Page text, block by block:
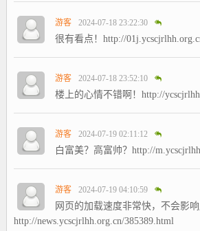
游客 2024-07-18 23:22:30
很有看点！http://
游客 2024-07-18 23:52:10
楼上的心情不错啊！http://
游客 2024-07-19 02:11:12
白富美？高富帅？http://
游客 2024-07-19 04:10:59
网页的加载速度非常快，不会影响
http://news.ycscjrlhh.org.cn/385389.html